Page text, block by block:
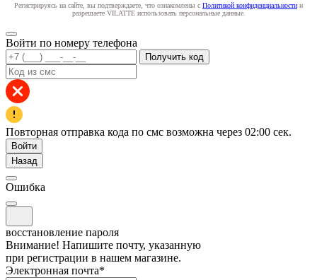
Регистрируясь на сайте, вы подтверждаете, что ознакомлены с Политикой конфиденциальности и
разрешаете VILATTE использовать персональные данные.
Войти по номеру телефона
Получить код
Повторная отправка кода по смс возможна через 02:00 сек.
Войти
Назад
Ошибка
восстановление пароля
Внимание! Напишите почту, указанную
при регистрации в нашем магазине.
Электронная почта*